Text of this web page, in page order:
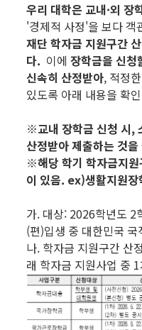
우리 대학은 교내·외 장
'경제적 사정'을 보다
재단 학자금 지원구간
다. 이에장학금을 신청
신속히 산정받아, 적정
있도록 아래 내용을 확
※교내 장학금 신청 시,
산정받아 제출하는 것
※해당 학기 학자금지원
이 있음. ex)생활지원장
가. 대상: 2026학년도 2
(편)입생 중 대한민국 국
나. 학자금 지원구간 산
래 학자금 지원사업 중